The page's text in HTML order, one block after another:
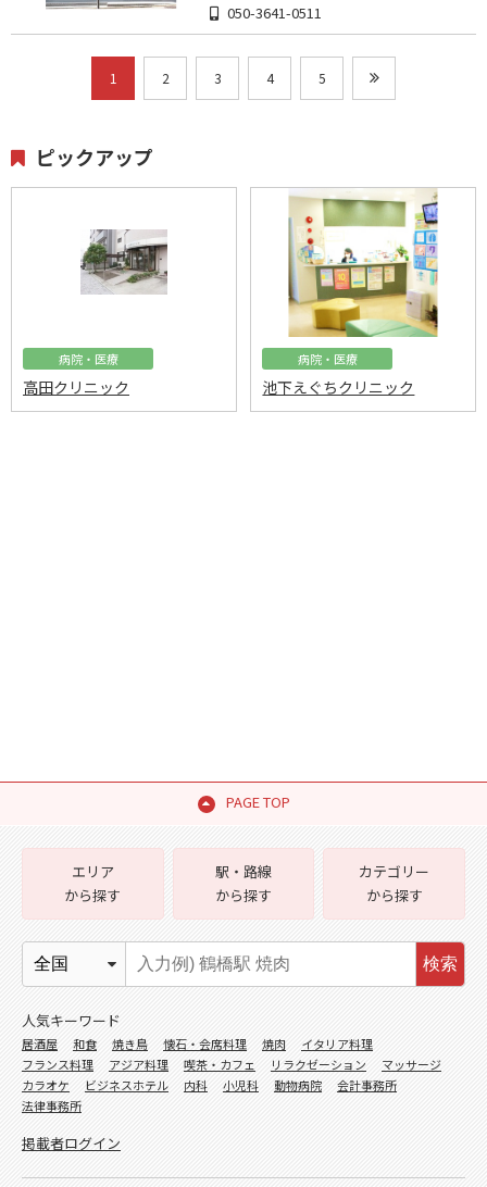
050-3641-0511
1 2 3 4 5
ピックアップ
病院・医療
高田クリニック
病院・医療
池下えぐちクリニック
PAGE TOP
エリア
から探す
駅・路線
から探す
カテゴリー
から探す
検索
人気キーワード
居酒屋 和食 焼き鳥 懐石・会席料理 焼肉
イタリア料理
フランス料理
アジア料理 喫茶・カフェ リラクゼーション
マッサージ
カラオケ
ビジネスホテル 内科 小児科 動物病院
会計事務所
法律事務所
掲載者ログイン